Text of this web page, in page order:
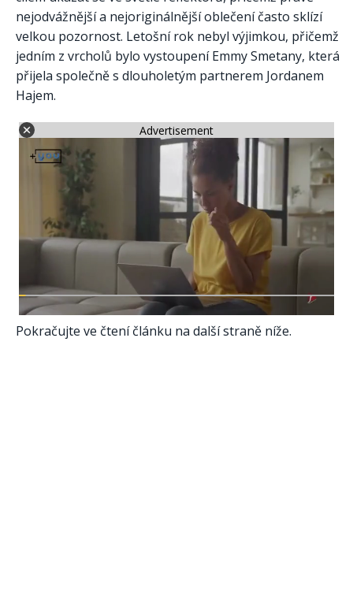
nejodvážnější a nejoriginálnější oblečení často sklízí
velkou pozornost. Letošní rok nebyl výjimkou, přičemž
jedním z vrcholů bylo vystoupení Emmy Smetany, která
přijela společně s dlouholetým partnerem Jordanem
Hajem.
Advertisement
Pokračujte ve čtení článku na další straně níže.